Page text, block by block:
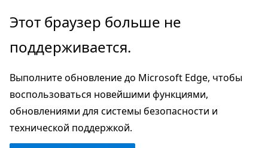
Пропустить
перейти
основному
содержимому
Этот браузер больше не
поддерживается.
Выполните обновление до Microsoft Edge, чтобы
воспользоваться новейшими функциями,
обновлениями для системы безопасности и
технической поддержкой.